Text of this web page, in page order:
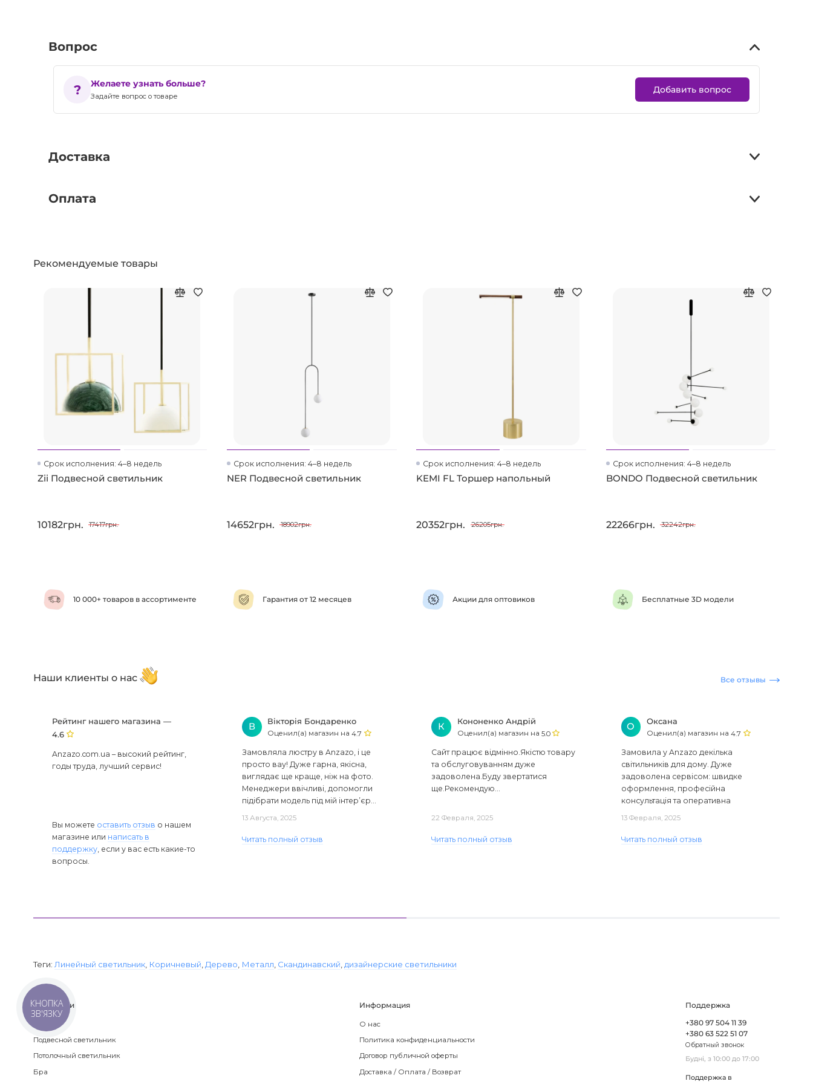
Вопрос
Желаете узнать больше?
Задайте вопрос о товаре
Добавить вопрос
Доставка
Оплата
Рекомендуемые товары
Срок исполнения: 4–8 недель
Zii Подвесной светильник
10182грн. 17417грн.
Срок исполнения: 4–8 недель
NER Подвесной светильник
14652грн. 18902грн.
Срок исполнения: 4–8 недель
KEMI FL Торшер напольный
20352грн. 26205грн.
Срок исполнения: 4–8 недель
BONDO Подвесной светильник
22266грн. 32242грн.
10 000+ товаров в ассортименте Гарантия от 12 месяцев Акции для оптовиков Бесплатные 3D модели
Наши клиенты о нас Все отзывы
Рейтинг нашего магазина —
4.6
Anzazo.com.ua – высокий рейтинг,
годы труда, лучший сервис!
Вы можете оставить отзыв о нашем
магазине или написать в
поддержку , если у вас есть какие-то
вопросы.
В
Вікторія Бондаренко
Оценил(а) магазин на4.7
Замовляла люстру в Anzazo, і це
просто вау! Дуже гарна, якісна,
виглядає ще краще, ніж на фото.
Менеджери ввічливі, допомогли
підібрати модель під мій інтер’єр...
13 Августа, 2025
Читать полный отзыв
К
Кононенко Андрій
Оценил(а) магазин на 5.0
Сайт працює відмінно.Якістю товару
та обслуговуванням дуже
задоволена.Буду звертатися
ще.Рекомендую...
22 Февраля, 2025
Читать полный отзыв
О
Оксана
Оценил(а) магазин на4.7
Замовила у Anzazo декілька
світильників для дому. Дуже
задоволена сервісом: швидке
оформлення, професійна
консультація та оперативна
13 Февраля, 2025
Читать полный отзыв
Теги: Линейный светильник Коричневый Дерево Металл Скандинавский дизайнерские светильники
Категории
Подвесной светильник
Потолочный светильник
Бра
Информация
О нас
Политика конфиденциальности
Договор публичной оферты
Доставка / Оплата / Возврат
Поддержка
+380 97 504 11 39
+380 63 522 51 07
Обратный звонок
Будні, з 10:00 до 17:00
Поддержка в
КНОПКА
ЗВ'ЯЗКУ